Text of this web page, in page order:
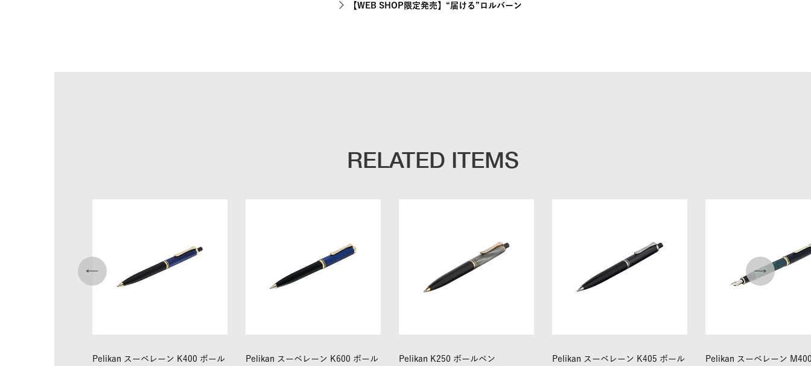
【WEB SHOP限定発売】“届ける”ロルバーン
RELATED ITEMS
Pelikan スーベレーン K400 ボール
Pelikan スーベレーン K600 ボール
Pelikan K250 ボールペン
Pelikan スーベレーン K405 ボール
Pelikan スーベレーン